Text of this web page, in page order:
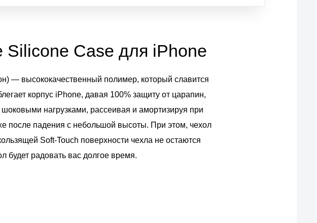
Case для iPhone
— высококачественный полимер, который славится
корпус iPhone, давая 100% защиту от царапин,
нагрузками, рассеивая и амортизируя при
падения с небольшой высоты. При этом, чехол
Soft-Touch поверхности чехла не остаются
будет радовать вас долгое время.